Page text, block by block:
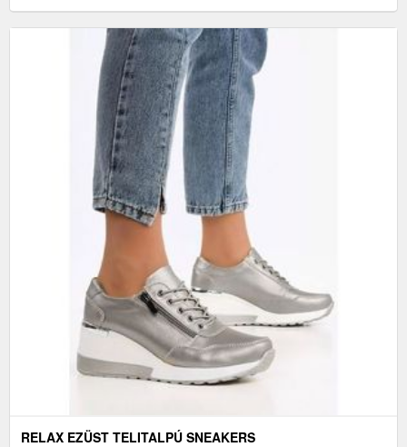
RELAX EZÜST TELITALPÚ SNEAKERS